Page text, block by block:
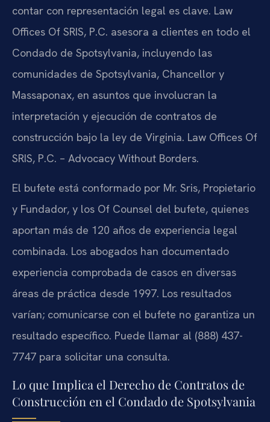
contar con representación legal es clave. Law
Offices Of SRIS, P.C. asesora a clientes en todo el
Condado de Spotsylvania, incluyendo las
comunidades de Spotsylvania, Chancellor y
Massaponax, en asuntos que involucran la
interpretación y ejecución de contratos de
construcción bajo la ley de Virginia. Law Offices Of
SRIS, P.C. – Advocacy Without Borders.
El bufete está conformado por Mr. Sris, Propietario
y Fundador, y los Of Counsel del bufete, quienes
aportan más de 120 años de experiencia legal
combinada. Los abogados han documentado
experiencia comprobada de casos en diversas
áreas de práctica desde 1997. Los resultados
varían; comunicarse con el bufete no garantiza un
resultado específico. Puede llamar al (888) 437-
7747 para solicitar una consulta.
Lo que Implica el Derecho de Contratos de
Construcción en el Condado de Spotsylvania